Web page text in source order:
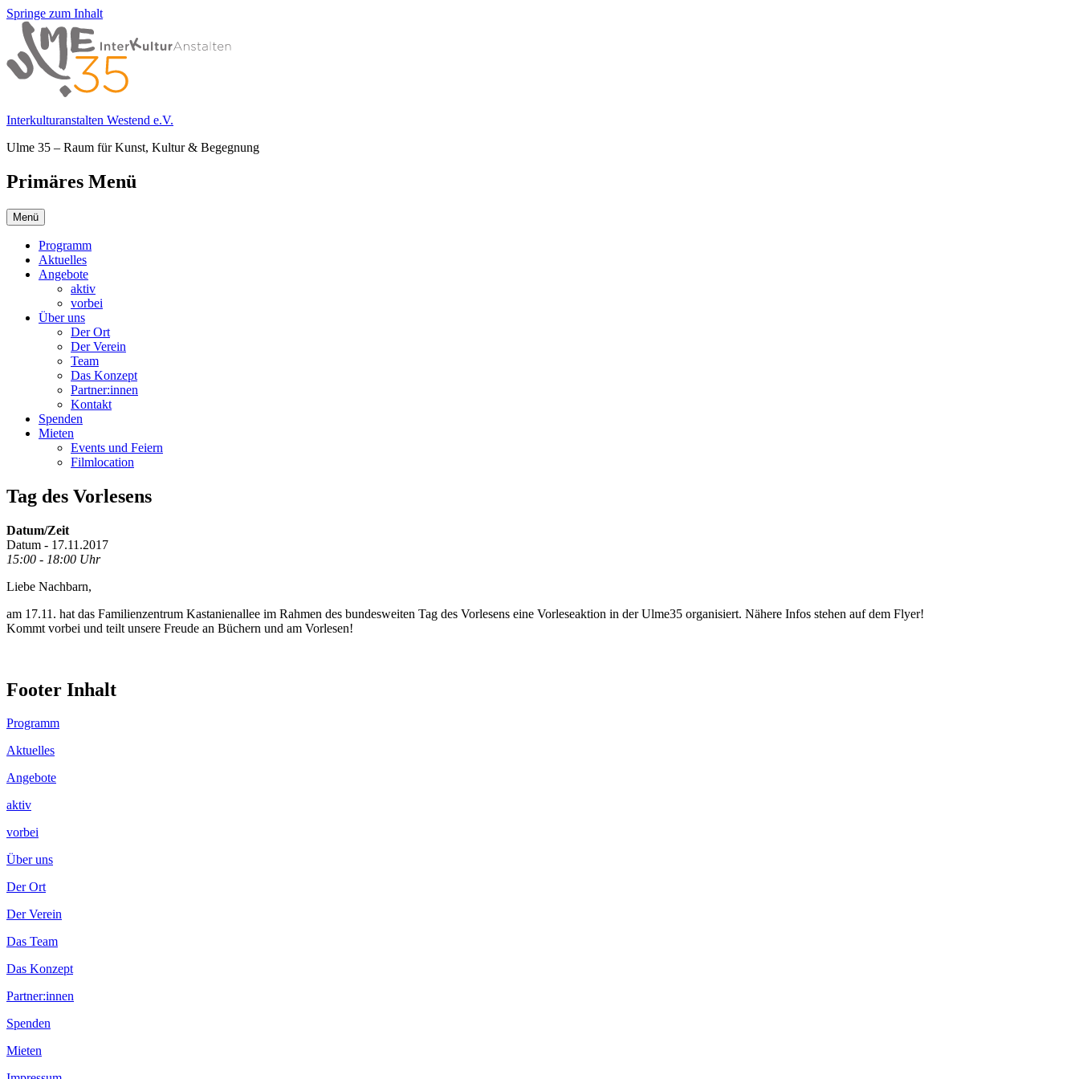
Springe zum Inhalt
Interkulturanstalten Westend e.V.
Ulme 35 – Raum für Kunst, Kultur & Begegnung
Primäres Menü
Menü
Programm
Aktuelles
Angebote
aktiv
vorbei
Über uns
Der Ort
Der Verein
Team
Das Konzept
Partner:innen
Kontakt
Spenden
Mieten
Events und Feiern
Filmlocation
Tag des Vorlesens
Datum/Zeit
Datum - 17.11.2017
15:00 - 18:00 Uhr
Liebe Nachbarn,
am 17.11. hat das Familienzentrum Kastanienallee im Rahmen des bundesweiten Tag des Vorlesens eine Vorleseaktion in der Ulme35 organisiert. Nähere Infos stehen auf dem Flyer!
Kommt vorbei und teilt unsere Freude an Büchern und am Vorlesen!
Footer Inhalt
Programm
Aktuelles
Angebote
aktiv
vorbei
Über uns
Der Ort
Der Verein
Das Team
Das Konzept
Partner:innen
Spenden
Mieten